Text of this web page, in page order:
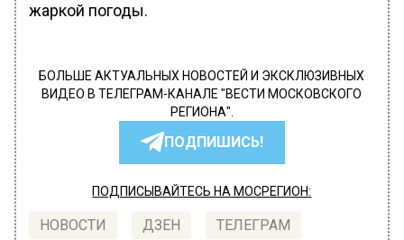
жаркой погоды.
БОЛЬШЕ АКТУАЛЬНЫХ НОВОСТЕЙ И ЭКСКЛЮЗИВНЫХ
ВИДЕО В ТЕЛЕГРАМ-КАНАЛЕ "ВЕСТИ МОСКОВСКОГО
РЕГИОНА".
ПОДПИШИСЬ!
ПОДПИСЫВАЙТЕСЬ НА МОСРЕГИОН:
НОВОСТИ ДЗЕН ТЕЛЕГРАМ